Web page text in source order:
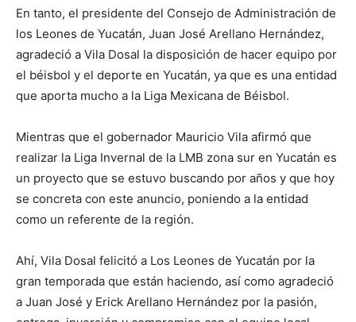
En tanto, el presidente del Consejo de Administración de
los Leones de Yucatán, Juan José Arellano Hernández,
agradeció a Vila Dosal la disposición de hacer equipo por
el béisbol y el deporte en Yucatán, ya que es una entidad
que aporta mucho a la Liga Mexicana de Béisbol.
Mientras que el gobernador Mauricio Vila afirmó que
realizar la Liga Invernal de la LMB zona sur en Yucatán es
un proyecto que se estuvo buscando por años y que hoy
se concreta con este anuncio, poniendo a la entidad
como un referente de la región.
Ahí, Vila Dosal felicitó a Los Leones de Yucatán por la
gran temporada que están haciendo, así como agradeció
a Juan José y Erick Arellano Hernández por la pasión,